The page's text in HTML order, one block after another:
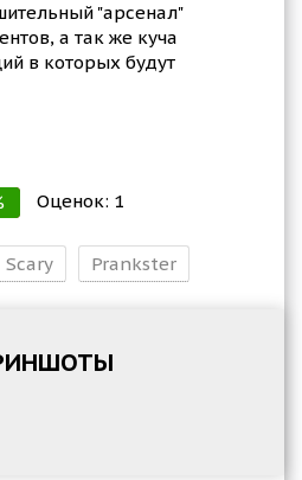
"арсенал"
а так же куча
в которых будут
Оценок: 1
Scary Prankster